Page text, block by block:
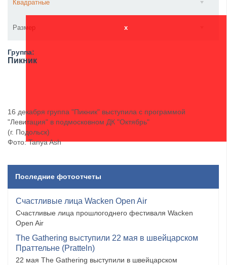
Квадратные
Размер x
Группа:
Пикник
16 декабря группа "Пикник" выступила с программой
"Левитация" в подмосковном ДК "Октябрь"
(г. Подольск)
Фото: Tanya Ash
Последние фотоотчеты
Счастливые лица Wacken Open Air
Счастливые лица прошлогоднего фестиваля Wacken
Open Air
The Gathering выступили 22 мая в швейцарском
Праттельне (Pratteln)
22 мая The Gathering выступили в швейцарском